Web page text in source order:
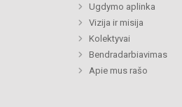
Ugdymo aplinka
Vizija ir misija
Kolektyvai
Bendradarbiavimas
Apie mus rašo